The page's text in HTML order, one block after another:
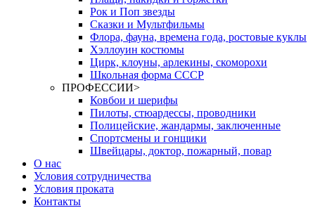
Рок и Поп звезды
Сказки и Мультфильмы
Флора, фауна, времена года, ростовые куклы
Хэллоуин костюмы
Цирк, клоуны, арлекины, скоморохи
Школьная форма СССР
ПРОФЕССИИ>
Ковбои и шерифы
Пилоты, стюардессы, проводники
Полицейские, жандармы, заключенные
Спортсмены и гонщики
Швейцары, доктор, пожарный, повар
О нас
Условия сотрудничества
Условия проката
Контакты